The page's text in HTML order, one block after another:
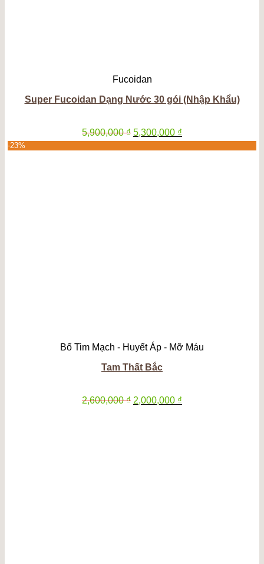
Fucoidan
Super Fucoidan Dạng Nước 30 gói (Nhập Khẩu)
5,900,000₫ Giá
gốc
là:
5,300,000 ₫
hiện
tại
-23%
Bổ Tim Mạch - Huyết Áp - Mỡ Máu
Tam Thất Bắc
2,600,000₫ Giá
2,000,000 ₫